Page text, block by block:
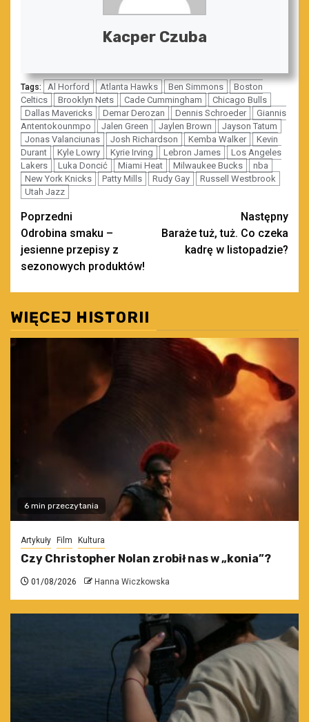
Kacper Czuba
Tags: Al Horford Atlanta Hawks Ben Simmons
Boston
Celtics
Brooklyn Nets Cade Cummingham
Chicago Bulls
Dallas Mavericks
Demar Derozan Dennis Schroeder
Giannis
Antentokounmpo
Jalen Green Jaylen Brown
Jayson Tatum
Jonas Valanciunas
Josh Richardson Kemba Walker
Kevin
Durant
Kyle Lowry Kyrie Irving Lebron James
Los Angeles
Lakers
Luka Doncić Miami Heat Milwaukee Bucks
nba
New York Knicks
Patty Mills Rudy Gay
Russell Westbrook
Utah Jazz
Zobacz
wpisy
Poprzedni
Odrobina smaku –
jesienne przepisy z
sezonowych produktów!
Następny
Baraże tuż, tuż. Co czeka
kadrę w listopadzie?
WIĘCEJ HISTORII
6 min przeczytania
Artykuły Film Kultura
Czy Christopher Nolan zrobił nas w „konia”?
01/08/2026 Hanna Wiczkowska